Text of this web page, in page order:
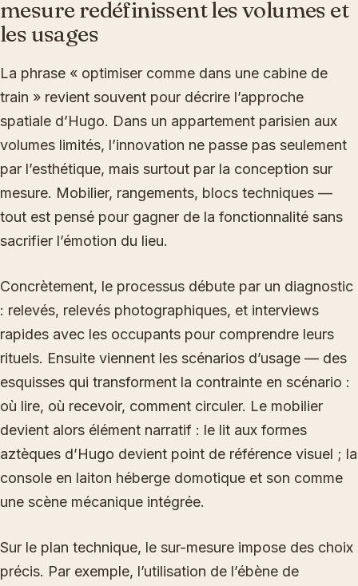
mesure redéfinissent les volumes et
les usages
La phrase « optimiser comme dans une cabine de
train » revient souvent pour décrire l’approche
spatiale d’Hugo. Dans un appartement parisien aux
volumes limités, l’innovation ne passe pas seulement
par l’esthétique, mais surtout par la conception sur
mesure. Mobilier, rangements, blocs techniques —
tout est pensé pour gagner de la fonctionnalité sans
sacrifier l’émotion du lieu.
Concrètement, le processus débute par un diagnostic
: relevés, relevés photographiques, et interviews
rapides avec les occupants pour comprendre leurs
rituels. Ensuite viennent les scénarios d’usage — des
esquisses qui transforment la contrainte en scénario :
où lire, où recevoir, comment circuler. Le mobilier
devient alors élément narratif : le lit aux formes
aztèques d’Hugo devient point de référence visuel ; la
console en laiton héberge domotique et son comme
une scène mécanique intégrée.
Sur le plan technique, le sur-mesure impose des choix
précis. Par exemple, l’utilisation de l’ébène de